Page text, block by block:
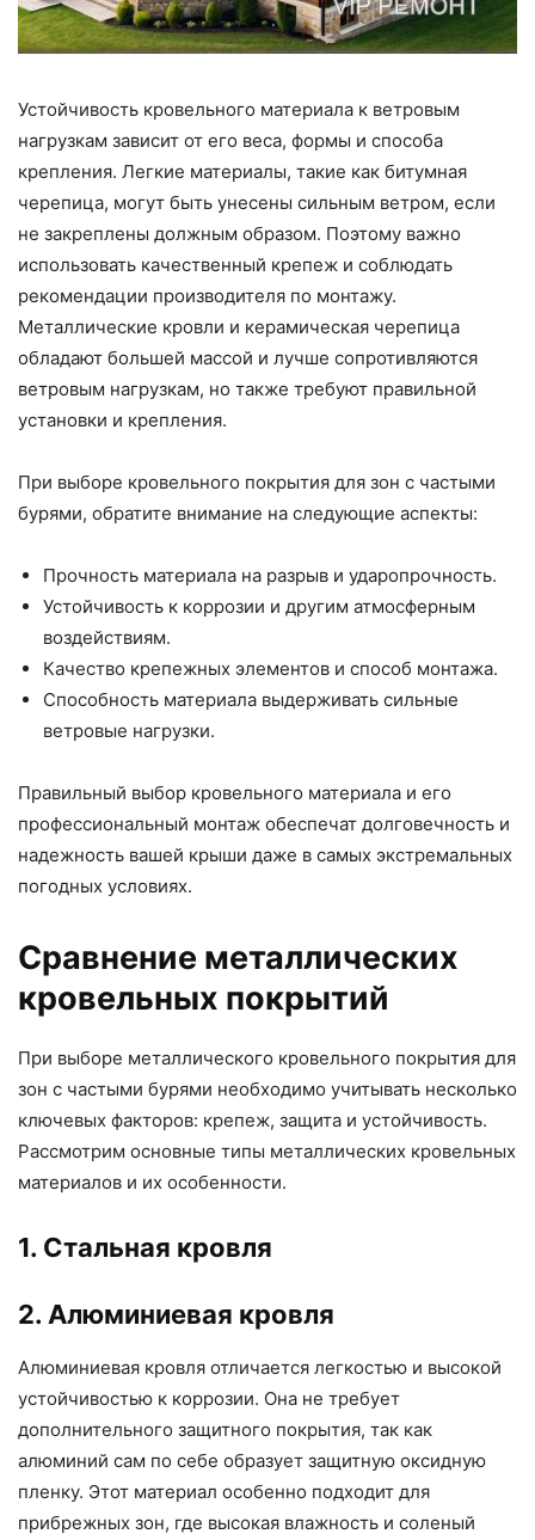
Устойчивость кровельного материала к ветровым
нагрузкам зависит от его веса, формы и способа
крепления. Легкие материалы, такие как битумная
черепица, могут быть унесены сильным ветром, если
не закреплены должным образом. Поэтому важно
использовать качественный крепеж и соблюдать
рекомендации производителя по монтажу.
Металлические кровли и керамическая черепица
обладают большей массой и лучше сопротивляются
ветровым нагрузкам, но также требуют правильной
установки и крепления.
При выборе кровельного покрытия для зон с частыми
бурями, обратите внимание на следующие аспекты:
Прочность материала на разрыв и ударопрочность.
Устойчивость к коррозии и другим атмосферным
воздействиям.
Качество крепежных элементов и способ монтажа.
Способность материала выдерживать сильные
ветровые нагрузки.
Правильный выбор кровельного материала и его
профессиональный монтаж обеспечат долговечность и
надежность вашей крыши даже в самых экстремальных
погодных условиях.
Сравнение металлических
кровельных покрытий
При выборе металлического кровельного покрытия для
зон с частыми бурями необходимо учитывать несколько
ключевых факторов: крепеж, защита и устойчивость.
Рассмотрим основные типы металлических кровельных
материалов и их особенности.
1. Стальная кровля
2. Алюминиевая кровля
Алюминиевая кровля отличается легкостью и высокой
устойчивостью к коррозии. Она не требует
дополнительного защитного покрытия, так как
алюминий сам по себе образует защитную оксидную
пленку. Этот материал особенно подходит для
прибрежных зон, где высокая влажность и соленый